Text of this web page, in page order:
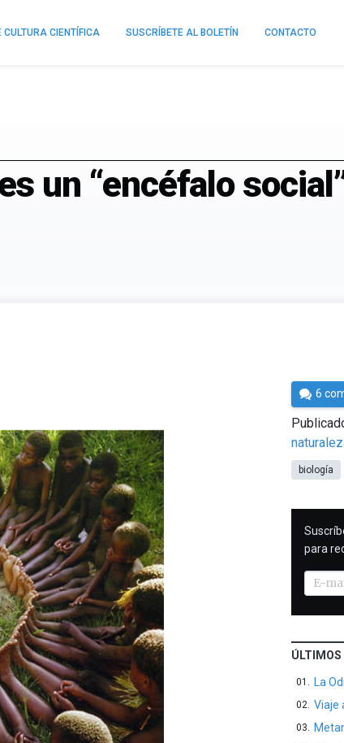
CULTURA CIENTÍFICA SUSCRÍBETE AL BOLETÍN CONTACTO
un “encéfalo
Por
César
Tomé
6
biología
para
ÚLTIMOS
La
Viaje